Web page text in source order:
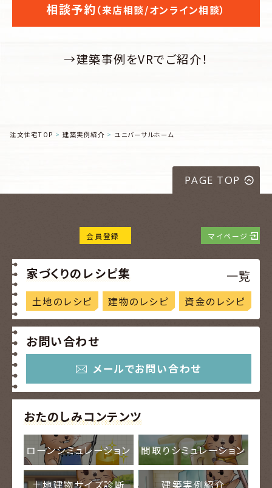
相談予約（来店相談/オンライン相談）
→建築事例をVRでご紹介！
注文住宅TOP 建築実例紹介 ユニバーサルホーム
PAGE TOP
会員登録 マイページ
家づくりのレシピ集 一覧
土地のレシピ 建物のレシピ 資金のレシピ
お問い合わせ
メールでお問い合わせ
おたのしみコンテンツ
ローンシミュレーション 間取りシミュレーション
土地建物サイズ診断 建築実例紹介